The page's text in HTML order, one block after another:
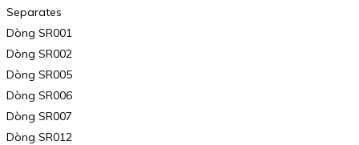
Separates
Dòng SR001
Dòng SR002
Dòng SR005
Dòng SR006
Dòng SR007
Dòng SR012